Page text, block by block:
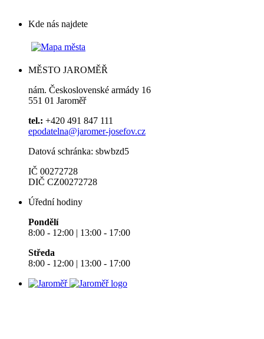
Kde nás najdete
MĚSTO JAROMĚŘ
nám. Československé armády 16
551 01 Jaroměř
tel.: +420 491 847 111
epodatelna@jaromer-josefov.cz
Datová schránka: sbwbzd5
IČ 00272728
DIČ CZ00272728
Úřední hodiny
Pondělí
8:00 - 12:00 | 13:00 - 17:00
Středa
8:00 - 12:00 | 13:00 - 17:00